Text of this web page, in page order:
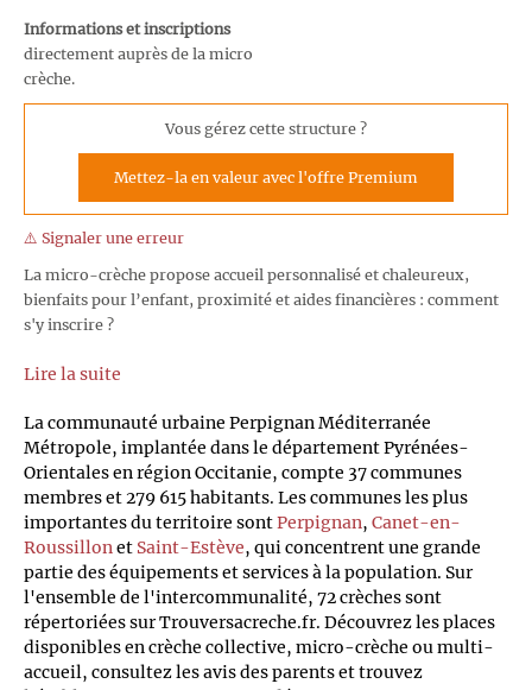
Informations et inscriptions
directement auprès de la micro
crèche.
Vous gérez cette structure ?
Mettez-la en valeur avec l'offre Premium
⚠️ Signaler une erreur
La micro-crèche propose accueil personnalisé et chaleureux,
bienfaits pour l’enfant, proximité et aides financières : comment
s'y inscrire ?
Lire la suite
La communauté urbaine Perpignan Méditerranée
Métropole, implantée dans le département Pyrénées-
Orientales en région Occitanie, compte 37 communes
membres et 279 615 habitants. Les communes les plus
importantes du territoire sontPerpignan, Canet-en-
Roussillonet Saint-Estève, qui concentrent une grande
partie des équipements et services à la population. Sur
l'ensemble de l'intercommunalité, 72 crèches sont
répertoriées sur Trouversacreche.fr. Découvrez les places
disponibles en crèche collective, micro-crèche ou multi-
accueil, consultez les avis des parents et trouvez